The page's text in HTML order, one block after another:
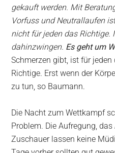
gekauft werden. Mit
Vorfuss und Neutrallaufen
nicht für jeden das
dahinzwingen. Es geht um
Schmerzen gibt, ist für
Richtige. Erst wenn der
zu tun, so Baumann.
Die Nacht zum Wettkampf
Problem. Die Aufregung,
Zuschauer lassen keine